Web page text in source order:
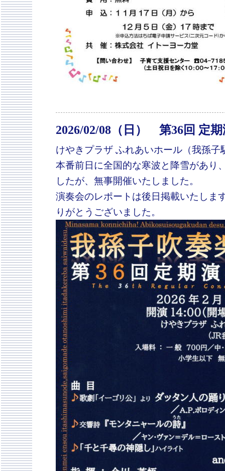
2026/02/08（日） 第36回 定
けやきプラザ ふれあいホール（我孫子
本番前日に全国的な寒波と降雪があり
したが、無事開催いたしました。
演奏会のレポートは後日掲載いたしま
りがとうございました。